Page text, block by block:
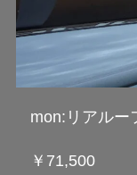
mon:リアルー
￥71,500